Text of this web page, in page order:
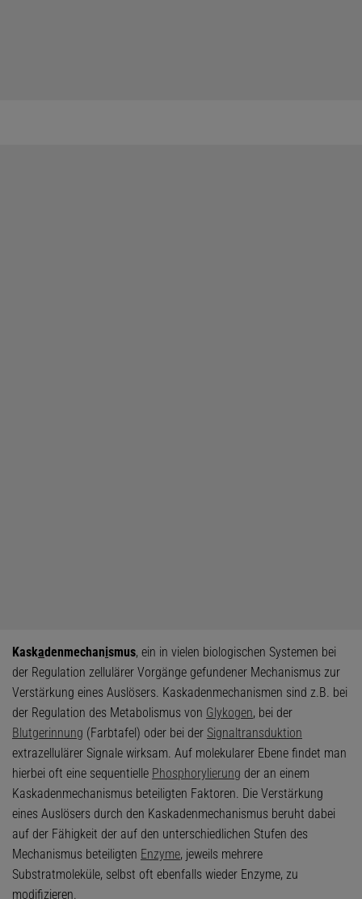
Kaskadenmechanismus, ein in vielen biologischen Systemen bei
der Regulation zellulärer Vorgänge gefundener Mechanismus zur
Verstärkung eines Auslösers. Kaskadenmechanismen sind z.B. bei
der Regulation des Metabolismus von Glykogen, bei der
Blutgerinnung (Farbtafel) oder bei der Signaltransduktion
extrazellulärer Signale wirksam. Auf molekularer Ebene findet man
hierbei oft eine sequentielle Phosphorylierung der an einem
Kaskadenmechanismus beteiligten Faktoren. Die Verstärkung
eines Auslösers durch den Kaskadenmechanismus beruht dabei
auf der Fähigkeit der auf den unterschiedlichen Stufen des
Mechanismus beteiligten Enzyme, jeweils mehrere
Substratmoleküle, selbst oft ebenfalls wieder Enzyme, zu
modifizieren.